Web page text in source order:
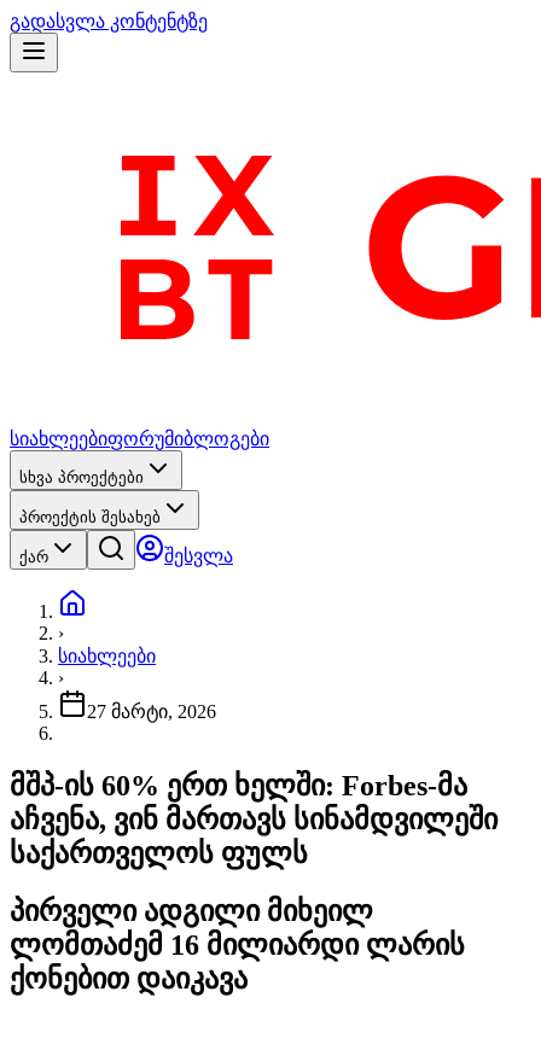
გადასვლა კონტენტზე
სიახლეებიფორუმიბლოგები
სხვა პროექტები
პროექტის შესახებ
ქარ შესვლა
›
სიახლეები
›
27 მარტი, 2026
მშპ-ის 60% ერთ ხელში: Forbes-მა
აჩვენა, ვინ მართავს სინამდვილეში
საქართველოს ფულს
პირველი ადგილი მიხეილ
ლომთაძემ 16 მილიარდი ლარის
ქონებით დაიკავა